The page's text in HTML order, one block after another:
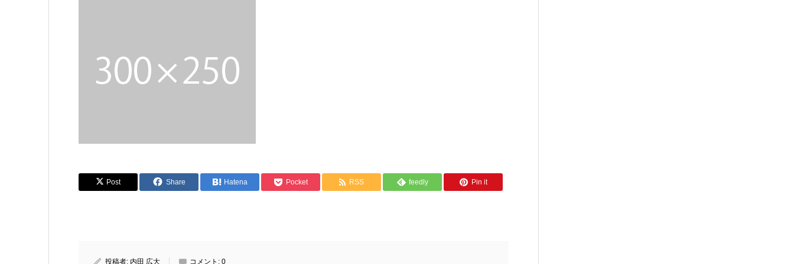
Post Share Hatena Pocket RSS feedly Pin it
投稿者: 内田 広大 コメント: 0